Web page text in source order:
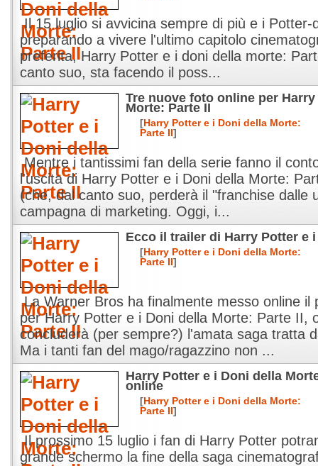
Il 15 luglio si avvicina sempre di più e i Potter-
preparando a vivere l'ultimo capitolo
preferita, Harry Potter e i doni della morte:
canto suo, sta facendo il poss...
Tre nuove foto online per
Morte: Parte II
[Harry Potter e i Doni della Morte:
Parte II]
Mentre i tantissimi fan della serie fanno il
l'uscita di Harry Potter e i Doni della Morte:
(che, dal canto suo, perderà il "franchise dalle
campagna di marketing. Oggi, i...
Ecco il trailer di Harry Potter e
[Harry Potter e i Doni della Morte:
Parte II]
La Warner Bros ha finalmente messo online il
per Harry Potter e i Doni della Morte: Parte II,
concluderà (per sempre?) l'amata saga tratta
Ma i tanti fan del mago/ragazzino non ...
Harry Potter e i Doni della
online
[Harry Potter e i Doni della Morte:
Parte II]
Il prossimo 15 luglio i fan di Harry Potter
grande schermo la fine della saga